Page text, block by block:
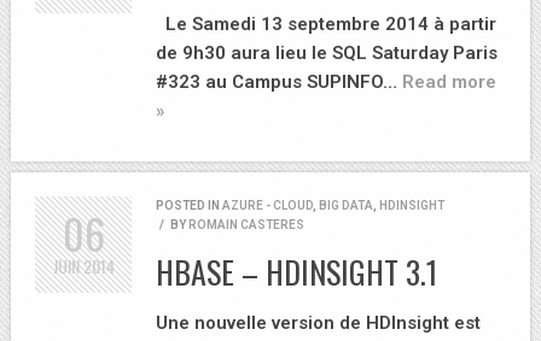
Le Samedi 13 septembre 2014 à partir
de 9h30 aura lieu le SQL Saturday Paris
#323 au Campus SUPINFO… Read more
»
POSTED IN AZURE - CLOUD BIG DATA
HDINSIGHT
/
BY ROMAIN CASTERES
HBASE – HDINSIGHT 3.1
Une nouvelle version de HDInsight est
06
JUIN2014